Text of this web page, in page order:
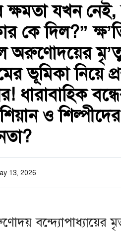
ক্ষমতা যখন
কে দিল?”
অরুণোদয়ের
ভূমিকা নিয়ে
ধারাবাহিক
ও
13, 2026
বন্দ্যোপাধ্যায়ের